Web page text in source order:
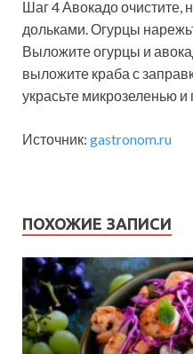
Шаг 4 Авокадо очистите,
дольками. Огурцы
Выложите огурцы и
выложите краба с
украсьте микрозеленью и
Источник: gastronom.ru
ПОХОЖИЕ ЗАПИСИ